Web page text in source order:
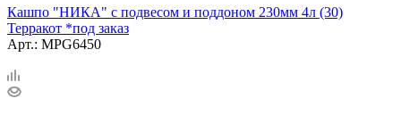
Кашпо "НИКА" с подвесом и поддоном 230мм 4л (30)
Терракот *под заказ
Арт.: MPG6450